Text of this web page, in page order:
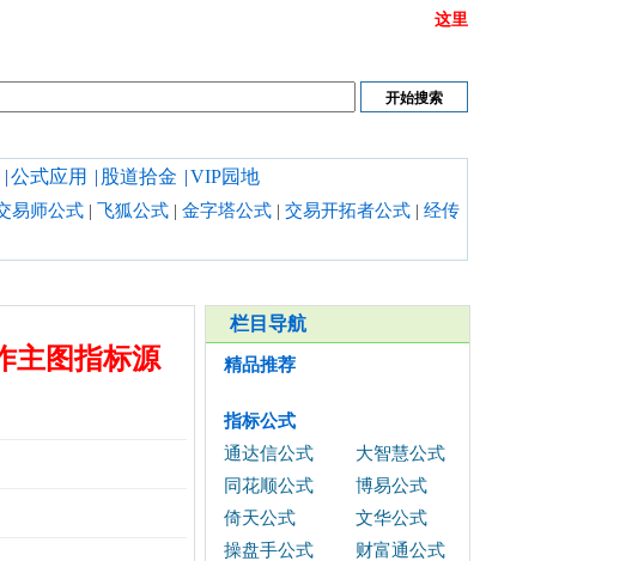
这里
|公式应用 | 股道拾金 |VIP园地
易师公式 | 飞狐公式 | 金字塔公式 | 交易开拓者公式 | 经传
主图指标源
栏目导航
精品推荐
指标公式
通达信公式
大智慧公式
同花顺公式
博易公式
倚天公式
文华公式
操盘手公式
财富通公式